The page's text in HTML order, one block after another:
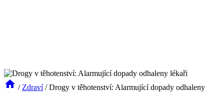
/ Zdraví / Drogy v těhotenství: Alarmující dopady odhaleny